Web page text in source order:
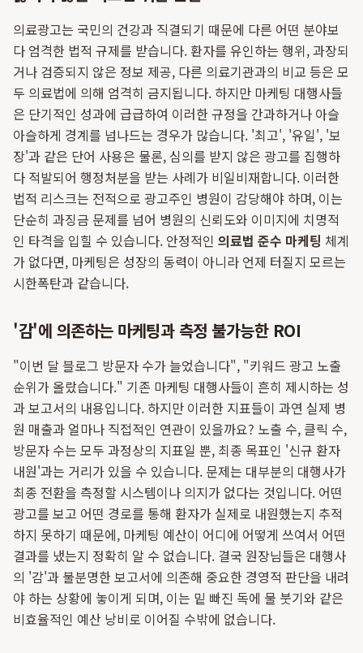
의료광고는 국민의 건강과 직결되기 때문에 다른 어떤 분야보
다 엄격한 법적 규제를 받습니다. 환자를 유인하는 행위, 과장되
거나 검증되지 않은 정보 제공, 다른 의료기관과의 비교 등은 모
두 의료법에 의해 엄격히 금지됩니다. 하지만 마케팅 대행사들
은 단기적인 성과에 급급하여 이러한 규정을 간과하거나 아슬
아슬하게 경계를 넘나드는 경우가 많습니다. '최고', '유일', '보
장'과 같은 단어 사용은 물론, 심의를 받지 않은 광고를 집행하
다 적발되어 행정처분을 받는 사례가 비일비재합니다. 이러한
법적 리스크는 전적으로 광고주인 병원이 감당해야 하며, 이는
단순히 과징금 문제를 넘어 병원의 신뢰도와 이미지에 치명적
인 타격을 입힐 수 있습니다. 안정적인 의료법 준수 마케팅 체계
가 없다면, 마케팅은 성장의 동력이 아니라 언제 터질지 모르는
시한폭탄과 같습니다.
'감'에 의존하는 마케팅과 측정 불가능한 ROI
"이번 달 블로그 방문자 수가 늘었습니다", "키워드 광고 노출
순위가 올랐습니다." 기존 마케팅 대행사들이 흔히 제시하는 성
과 보고서의 내용입니다. 하지만 이러한 지표들이 과연 실제 병
원 매출과 얼마나 직접적인 연관이 있을까요? 노출 수, 클릭 수,
방문자 수는 모두 과정상의 지표일 뿐, 최종 목표인 '신규 환자
내원'과는 거리가 있을 수 있습니다. 문제는 대부분의 대행사가
최종 전환을 측정할 시스템이나 의지가 없다는 것입니다. 어떤
광고를 보고 어떤 경로를 통해 환자가 실제로 내원했는지 추적
하지 못하기 때문에, 마케팅 예산이 어디에 어떻게 쓰여서 어떤
결과를 냈는지 정확히 알 수 없습니다. 결국 원장님들은 대행사
의 '감'과 불분명한 보고서에 의존해 중요한 경영적 판단을 내려
야 하는 상황에 놓이게 되며, 이는 밑 빠진 독에 물 붓기와 같은
비효율적인 예산 낭비로 이어질 수밖에 없습니다.